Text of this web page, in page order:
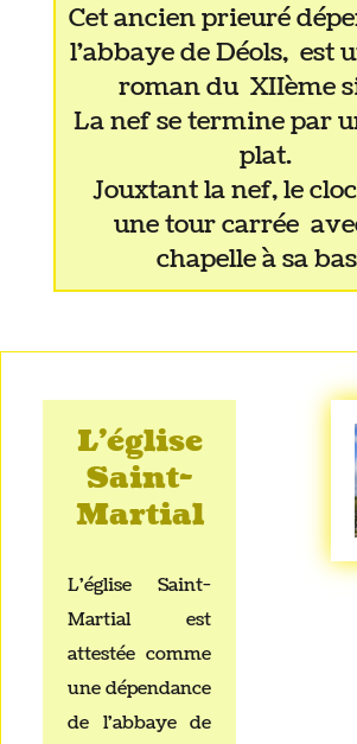
Cet ancien prieuré
l'abbaye de Déols, est
roman du XIIème
La nef se termine par
plat.
Jouxtant la nef, le
une tour carrée
chapelle à sa
L'église
Saint-
Martial
L'église Saint-
Martial est
attestée comme
une dépendance
de l'abbaye de